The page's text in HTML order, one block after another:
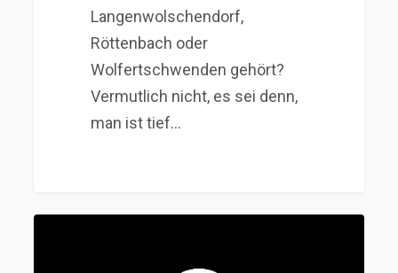
Langenwolschendorf,
Röttenbach oder
Wolfertschwenden gehört?
Vermutlich nicht, es sei denn,
man ist tief…